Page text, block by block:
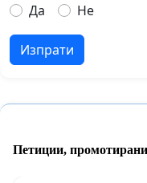
Да
Не
Изпрати
Петиции,